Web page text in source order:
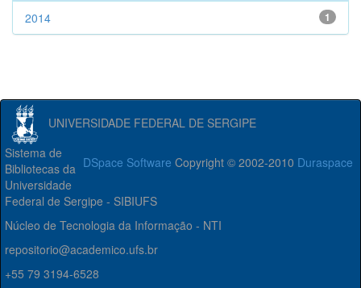
1
2014
UNIVERSIDADE FEDERAL DE SERGIPE
DSpace Software Copyright © 2002-2010 Duraspace
Sistema de
Bibliotecas da
Universidade
Federal de Sergipe - SIBIUFS
Núcleo de Tecnologia da Informação - NTI
repositorio@academico.ufs.br
+55 79 3194-6528